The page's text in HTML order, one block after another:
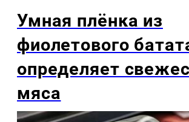
Умная плёнка из
фиолетового
определяет
мяса